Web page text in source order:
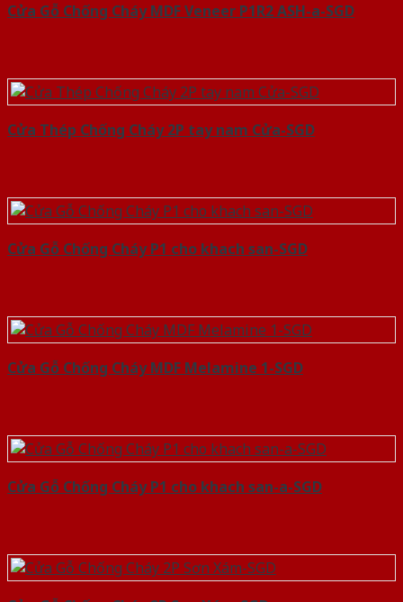
Cửa Gỗ Chống Cháy MDF Veneer P1R2 ASH-a-SGD
Cửa Thép Chống Cháy 2P tay nam Cửa-SGD
Cửa Gỗ Chống Cháy P1 cho khach san-SGD
Cửa Gỗ Chống Cháy MDF Melamine 1-SGD
Cửa Gỗ Chống Cháy P1 cho khach san-a-SGD